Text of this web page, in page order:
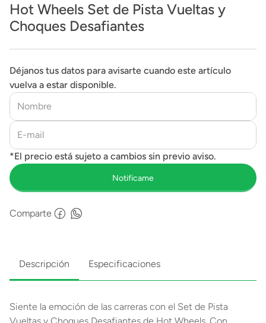
Hot Wheels Set de Pista Vueltas y
Choques Desafiantes
Déjanos tus datos para avisarte cuando este artículo
vuelva a estar disponible.
Comparte
Descripción Especificaciones
Siente la emoción de las carreras con el Set de Pista